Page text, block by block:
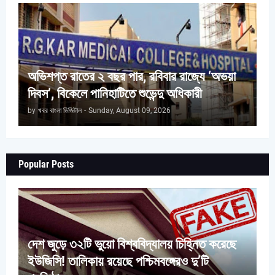
অভিশপ্ত রাতের ২ বছর পার, রবিবার রাজ্যে ‘অভয়া
দিবস’, বিকেলে পানিহাটিতে শুভেন্দু অধিকারী
by খবর বাংলা ডিজিটাল - Sunday, August 09, 2026
Popular Posts
দেশ জুড়ে ৩২টি ভুয়ো বিশ্ববিদ্যালয় চিহ্নিত করেছে
ইউজিসি! তালিকায় রয়েছে পশ্চিমবঙ্গেরও দু’টি